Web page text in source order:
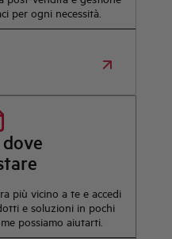
per ogni necessità.
più vicino a te e accedi
e soluzioni in pochi
possiamo aiutarti.